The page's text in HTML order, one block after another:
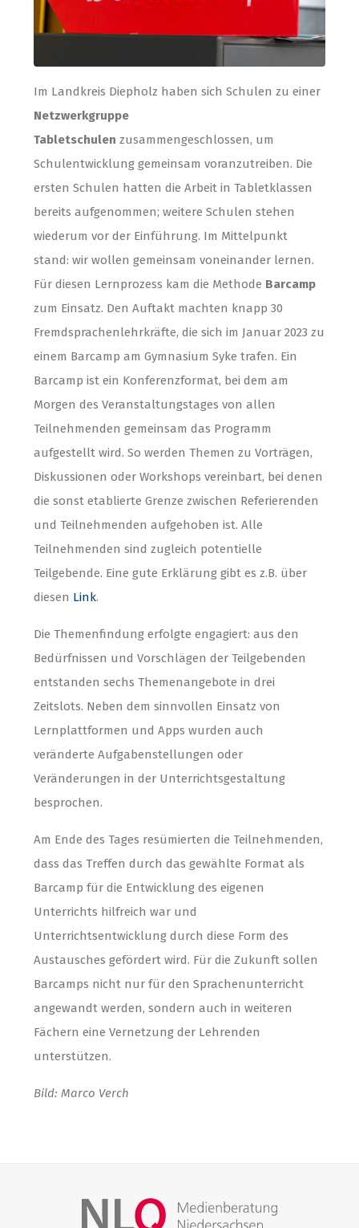
Im Landkreis Diepholz haben sich Schulen zu einer
Netzwerkgruppe
Tabletschulen zusammengeschlossen, um
Schulentwicklung gemeinsam voranzutreiben. Die
ersten Schulen hatten die Arbeit in Tabletklassen
bereits aufgenommen; weitere Schulen stehen
wiederum vor der Einführung. Im Mittelpunkt
stand: wir wollen gemeinsam voneinander lernen.
Für diesen Lernprozess kam die Methode Barcamp
zum Einsatz. Den Auftakt machten knapp 30
Fremdsprachenlehrkräfte, die sich im Januar 2023 zu
einem Barcamp am Gymnasium Syke trafen. Ein
Barcamp ist ein Konferenzformat, bei dem am
Morgen des Veranstaltungstages von allen
Teilnehmenden gemeinsam das Programm
aufgestellt wird. So werden Themen zu Vorträgen,
Diskussionen oder Workshops vereinbart, bei denen
die sonst etablierte Grenze zwischen Referierenden
und Teilnehmenden aufgehoben ist. Alle
Teilnehmenden sind zugleich potentielle
Teilgebende. Eine gute Erklärung gibt es z.B. über
diesen Link.
Die Themenfindung erfolgte engagiert: aus den
Bedürfnissen und Vorschlägen der Teilgebenden
entstanden sechs Themenangebote in drei
Zeitslots. Neben dem sinnvollen Einsatz von
Lernplattformen und Apps wurden auch
veränderte Aufgabenstellungen oder
Veränderungen in der Unterrichtsgestaltung
besprochen.
Am Ende des Tages resümierten die Teilnehmenden,
dass das Treffen durch das gewählte Format als
Barcamp für die Entwicklung des eigenen
Unterrichts hilfreich war und
Unterrichtsentwicklung durch diese Form des
Austausches gefördert wird. Für die Zukunft sollen
Barcamps nicht nur für den Sprachenunterricht
angewandt werden, sondern auch in weiteren
Fächern eine Vernetzung der Lehrenden
unterstützen.
Bild: Marco Verch